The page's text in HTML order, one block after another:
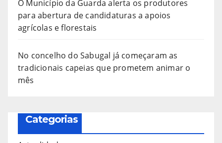
O Município da Guarda alerta os produtores
para abertura de candidaturas a apoios
agrícolas e florestais
No concelho do Sabugal já começaram as
tradicionais capeias que prometem animar o
mês
Categorias